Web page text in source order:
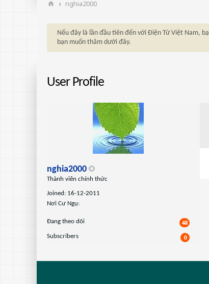
nghia2000
Nếu đây là lần đầu tiên đến với Điện Tử Việt Nam,
bạn muốn thăm dưới đây.
User Profile
nghia2000
Thành viên chính thức
Joined: 16-12-2011
Nơi Cư Ngụ:
Ðang theo dõi 48
Subscribers 0